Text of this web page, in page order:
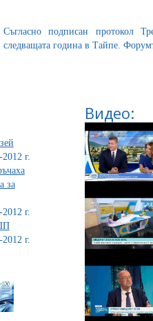
Съгласно подписан протокол
следващата година в Тайпе.
г.
за
г.
г.
Видео: